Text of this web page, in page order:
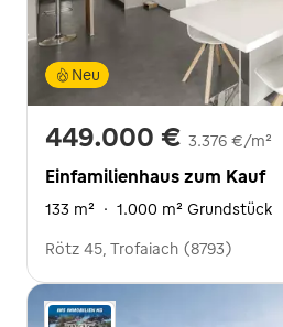
Neu
449.000 € 3.376 €/m²
Einfamilienhaus zum Kauf
133 m² · 1.000 m² Grundstück
Rötz 45, Trofaiach (8793)